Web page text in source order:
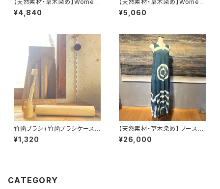
【天然素材・草木染め】Womem
ブラ バンブー
¥4,840
【天然素材・草木染め】Womem
ブラ ヘンプコットン
¥5,060
竹歯ブラシ+竹歯ブラシケースセ
ット
¥1,320
【天然素材・草木染め】 ノースリ
ーブワンピース ヘンプコットン
¥26,000
CATEGORY